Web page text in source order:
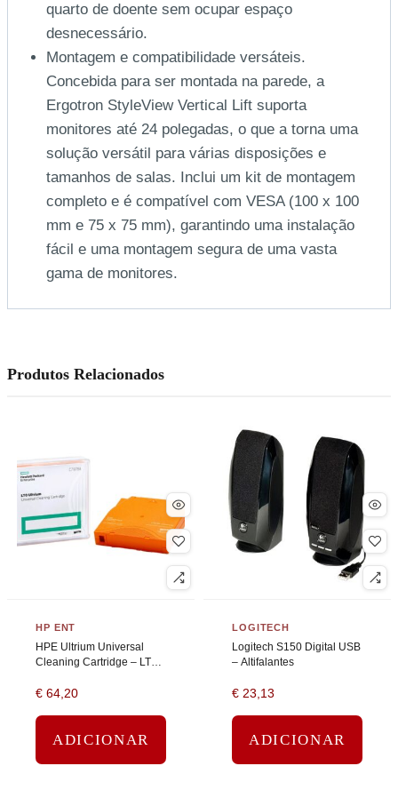
quarto de doente sem ocupar espaço
desnecessário.
Montagem e compatibilidade versáteis.
Concebida para ser montada na parede, a
Ergotron StyleView Vertical Lift suporta
monitores até 24 polegadas, o que a torna uma
solução versátil para várias disposições e
tamanhos de salas. Inclui um kit de montagem
completo e é compatível com VESA (100 x 100
mm e 75 x 75 mm), garantindo uma instalação
fácil e uma montagem segura de uma vasta
gama de monitores.
Produtos Relacionados
HP ENT
HPE Ultrium Universal
Cleaning Cartridge – LTO
cartucho de limpeza
€ 64,20
ADICIONAR
LOGITECH
Logitech S150 Digital USB
– Altifalantes
€ 23,13
ADICIONAR